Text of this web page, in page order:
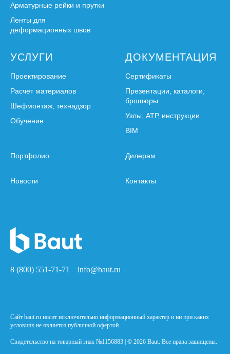
Арматурные рейки и прутки
Ленты для
деформационных швов
УСЛУГИ
Проектирование
Расчет материалов
Шефмонтаж, технадзор
Обучение
ДОКУМЕНТАЦИЯ
Сертификаты
Презентации, каталоги,
брошюры
Узлы, АТР, инструкции
BIM
Портфолио Дилерам
Новости Контакты
8 (800) 551-71-71 info@baut.ru
Сайт baut.ru носит исключительно информационный характер и ни при каких
условиях не является публичной офертой.
Свидетельство на товарный знак №1156883 | © 2026 Baut. Все права защищены.